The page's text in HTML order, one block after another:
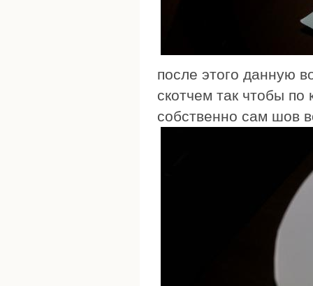
после этого данную
скотчем так чтобы по
собственно сам шов